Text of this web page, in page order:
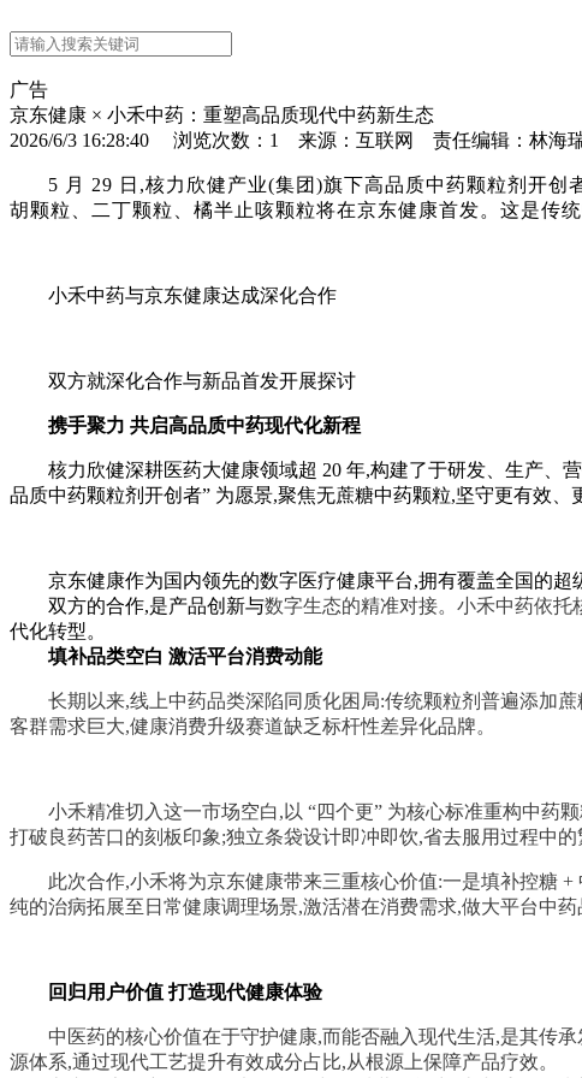
广告
京东健康 × 小禾中药：重塑高品质现代中药新生态
2026/6/3 16:28:40 浏览次数： 1 来源：互联网 责任编辑：林海
5 月 29 日,核力欣健产业(集团)旗下高品质中药颗粒剂开
胡颗粒、二丁颗粒、橘半止咳颗粒将在京东健康首发。这是传
小禾中药与京东健康达成深化合作
双方就深化合作与新品首发开展探讨
携手聚力 共启高品质中药现代化新程
核力欣健深耕医药大健康领域超 20 年,构建了于研发、生产、
品质中药颗粒剂开创者” 为愿景,聚焦无蔗糖中药颗粒,坚守更有效
京东健康作为国内领先的数字医疗健康平台,拥有覆盖全国的
双方的合作,是产品创新与数字生态的精准对接。小禾中药依
代化转型。
填补品类空白 激活平台消费动能
长期以来,线上中药品类深陷同质化困局:传统颗粒剂普遍添加
客群需求巨大,健康消费升级赛道缺乏标杆性差异化品牌。
小禾精准切入这一市场空白,以 “四个更” 为核心标准重构中药
打破良药苦口的刻板印象;独立条袋设计即冲即饮,省去服用过程中的
此次合作,小禾将为京东健康带来三重核心价值:一是填补控糖
纯的治病拓展至日常健康调理场景,激活潜在消费需求,做大平台中药
回归用户价值 打造现代健康体验
中医药的核心价值在于守护健康,而能否融入现代生活,是其传
源体系,通过现代工艺提升有效成分占比,从根源上保障产品疗效。